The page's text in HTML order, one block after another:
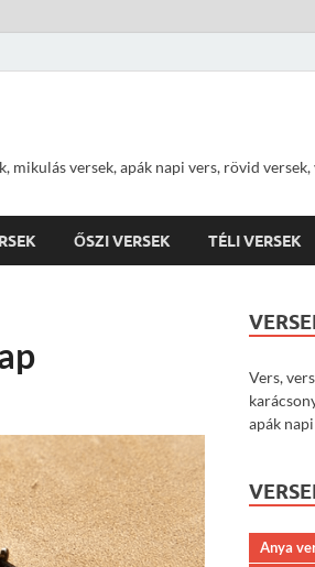
mikulás versek, apák napi vers, rövid
ŐSZI VERSEK TÉLI VERSEK
Vers,
apák
Anya